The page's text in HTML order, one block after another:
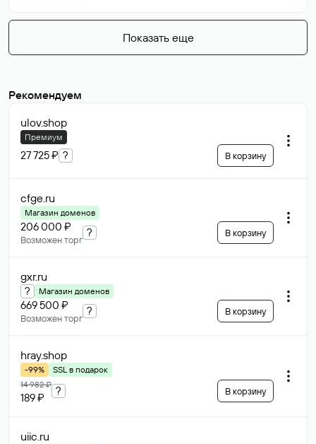
Показать еще
Рекомендуем
ulov.shop
Премиум
27 725 ₽ ? В корзину
cfge.ru
Магазин доменов
206 000 ₽
Возможен торг
? В корзину
gxr.ru
? Магазин доменов
669 500 ₽
Возможен торг
? В корзину
hray.shop
-99%
SSL в подарок
14 982 ₽
189 ₽
? В корзину
uiic.ru